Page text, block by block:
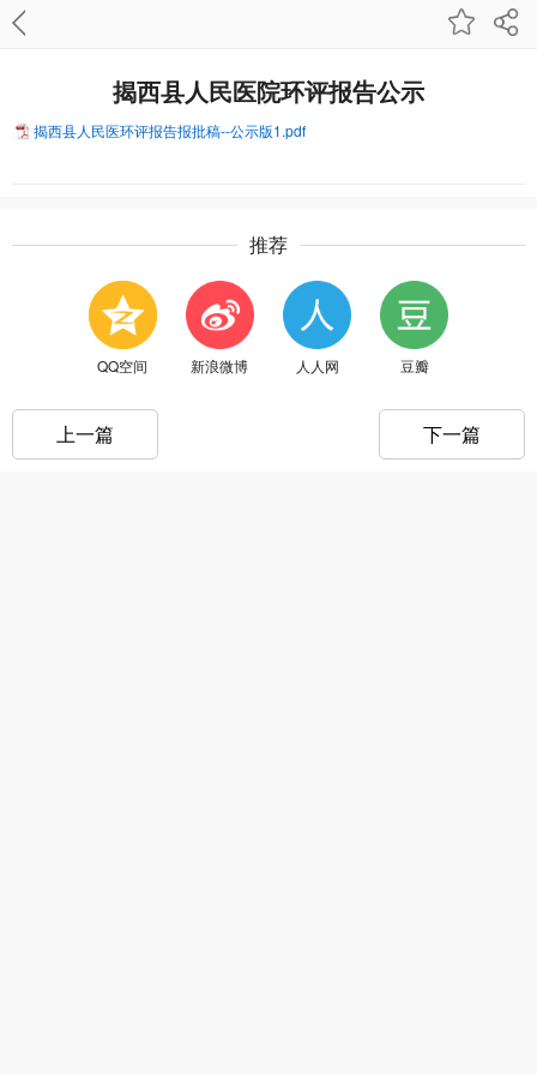
揭西县人民医院环评报告公示
揭西县人民医环评报告报批稿--公示版1.pdf
推荐
QQ空间 新浪微博 人人网 豆瓣
上一篇 下一篇